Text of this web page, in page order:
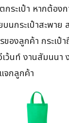
กระเป๋า หากต้อง
นกระเป๋าสะพาย
องลูกค้า กระเป๋า
ว้นท์ งานสัมนนา
จกลูกค้า